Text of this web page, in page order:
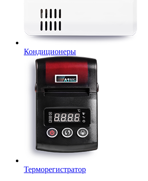
Кондиционеры
Терморегистратор